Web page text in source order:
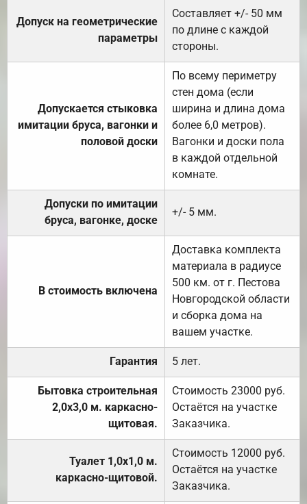
Допуск на геометрические
параметры
Составляет +/- 50 мм
по длине с каждой
стороны.
Допускается стыковка
имитации бруса, вагонки и
половой доски
По всему периметру
стен дома (если
ширина и длина дома
более 6,0 метров).
Вагонки и доски пола
в каждой отдельной
комнате.
Допуски по имитации
бруса, вагонке, доске
+/- 5 мм.
В стоимость включена
Доставка комплекта
материала в радиусе
500 км. от г. Пестова
Новгородской области
и сборка дома на
вашем участке.
Гарантия 5 лет.
Бытовка строительная
2,0х3,0 м. каркасно-
щитовая.
Стоимость 23000 руб.
Остаётся на участке
Заказчика.
Туалет 1,0х1,0 м.
каркасно-щитовой.
Стоимость 12000 руб.
Остаётся на участке
Заказчика.